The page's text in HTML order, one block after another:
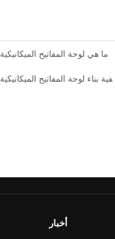
ما هي لوحة المفاتيح الميكانيكية
كيفية بناء لوحة المفاتيح الميكانيكية
أخبار